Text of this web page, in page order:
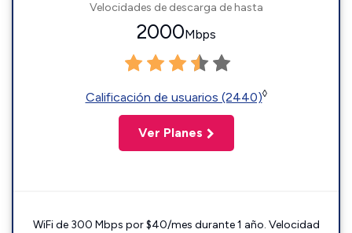
Velocidades de descarga de hasta
2000Mbps
Calificación de usuarios (2440)◊
Ver Planes
WiFi de 300 Mbps por $40/mes durante 1 año. Velocidad